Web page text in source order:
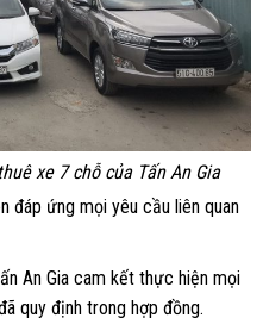
xe 7 chỗ của Tấn An Gia
đáp ứng mọi yêu cầu liên quan
An Gia cam kết thực hiện mọi
quy định trong hợp đồng.